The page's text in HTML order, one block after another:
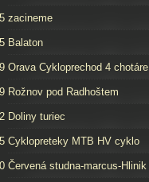
zacineme
Balaton
Orava Cykloprechod 4 chotáre
Rožnov pod Radhoštem
Doliny turiec
Cyklopreteky MTB HV cyklo
Červená studna-marcus-Hlinik